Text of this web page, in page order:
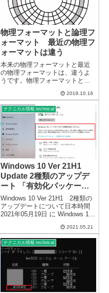
物理フォーマットと論理フ
ォーマット 最近の物理フ
ォーマットは違う
本来の物理フォーマットと最近
の物理フォーマットは、違うよ
うです。物理フォーマットと論
物理フォーマットとは、トラッ
クやセクタの初期化を行うこと
であり、論理フォーマットと
は、ファイルシステムの初期化
や再処理を行うこと...
2019.10.16
テクニカル情報 technical
Windows 10 Ver 21H1
Update 2種類のアップデ
ート 「有効化パッケー
ジ」
Windows 10 Ver 21H1 2種類の
アップデートについて日本時間
2021年05月19日 に Windows 10
可能になりました。それぞれ、
機種の異なるパソコン8台をアッ
プデートしました...
2021.05.21
テクニカル情報 technical